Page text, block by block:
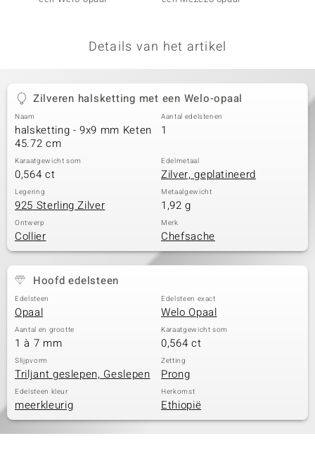
Details van het artikel
Zilveren halsketting met een Welo-opaal
Naam
halsketting - 9x9 mm Keten
45.72 cm
Aantal edelstenen
1
Karaatgewicht som
0,564 ct
Edelmetaal
Zilver, geplatineerd
Legering
925 Sterling Zilver
Metaalgewicht
1,92 g
Ontwerp
Collier
Merk
Chefsache
Hoofd edelsteen
Edelsteen
Opaal
Edelsteen exact
Welo Opaal
Aantal en grootte
1 à 7 mm
Karaatgewicht som
0,564 ct
Slijpvorm
Triljant geslepen, Geslepen
Zetting
Prong
Edelsteen kleur
meerkleurig
Herkomst
Ethiopië